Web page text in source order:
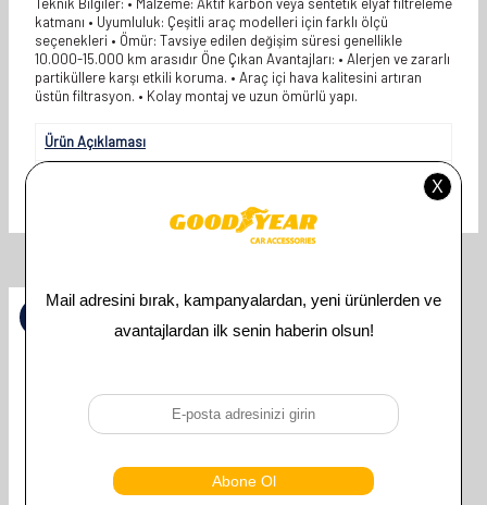
katmanı • Uyumluluk: Çeşitli araç modelleri için farklı ölçü
seçenekleri • Ömür: Tavsiye edilen değişim süresi genellikle
10.000-15.000 km arasıdır Öne Çıkan Avantajları: • Alerjen ve zararlı
partiküllere karşı etkili koruma. • Araç içi hava kalitesini artıran
üstün filtrasyon. • Kolay montaj ve uzun ömürlü yapı.
Ürün Açıklaması